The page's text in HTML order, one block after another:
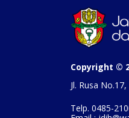
Copyright ©
Jl. Rusa
Telp. 0485-